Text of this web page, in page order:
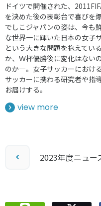
ドイツで開催された、
を決めた後の表彰台で喜びを
でしこジャパンの姿は、今も
な世界一に輝いた日本の女子
という大きな問題を抱えてい
か、Ｗ杯優勝後に変化はない
のか―。女子サッカーにおけ
サッカーに携わる研究者や指
お届けする。
view more
2023年度ニュー